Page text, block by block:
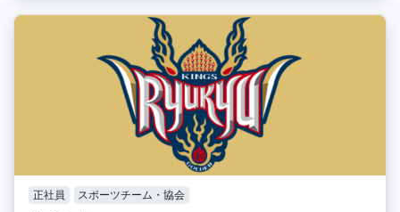
正社員 スポーツチーム・協会